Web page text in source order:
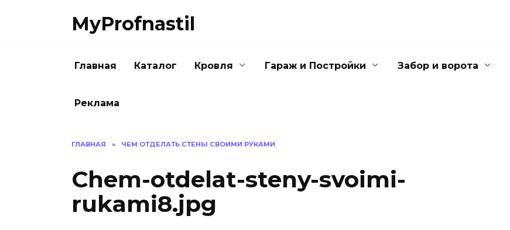
MyProfnastil
Главная Каталог Кровля Гараж и Постройки Забор и ворота
Реклама
ГЛАВНАЯ » ЧЕМ ОТДЕЛАТЬ СТЕНЫ СВОИМИ РУКАМИ
Chem-otdelat-steny-svoimi-
rukami8.jpg